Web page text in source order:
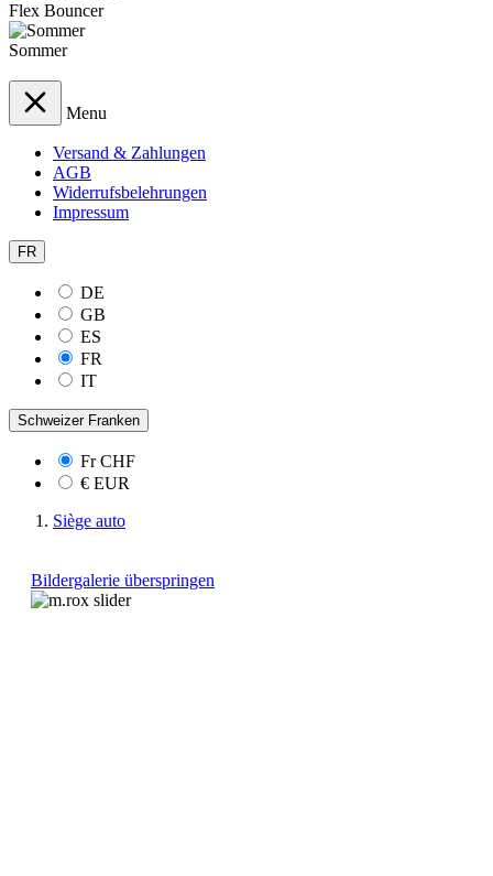
Flex Bouncer
Sommer
Menu
Versand & Zahlungen
AGB
Widerrufsbelehrungen
Impressum
FR
DE
GB
ES
FR
IT
Schweizer Franken
FrCHF
€ EUR
Siège auto
Bildergalerie überspringen